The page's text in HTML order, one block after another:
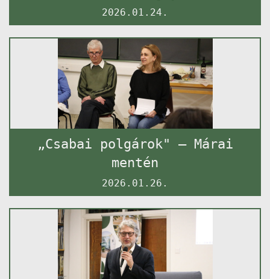
2026.01.24.
„Csabai polgárok" – Márai
mentén
2026.01.26.